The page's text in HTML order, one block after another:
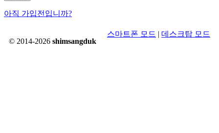
아직 가입전입니까?
© 2014-2026 shimsangduk
스마트폰 모드 | 데스크탑 모드